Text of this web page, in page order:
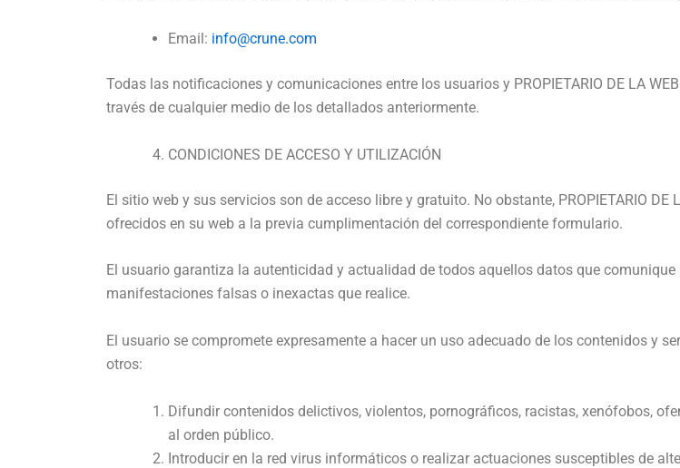
Email: info@crune.com
Todas las notificaciones y comunicaciones entre los usuarios y PROPIETARIO DE LA
través de cualquier medio de los detallados anteriormente.
CONDICIONES DE ACCESO Y UTILIZACIÓN
El sitio web y sus servicios son de acceso libre y gratuito. No obstante, PROPIETARIO
ofrecidos en su web a la previa cumplimentación del correspondiente formulario.
El usuario garantiza la autenticidad y actualidad de todos aquellos datos que comunique
manifestaciones falsas o inexactas que realice.
El usuario se compromete expresamente a hacer un uso adecuado de los contenidos y
otros:
Difundir contenidos delictivos, violentos, pornográficos, racistas, xenófobos,
al orden público.
Introducir en la red virus informáticos o realizar actuaciones susceptibles de